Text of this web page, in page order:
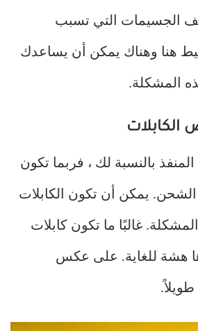
الجسيمات التي تسبب
هنا وهناك يمكن أن يساعدك
المشكلة.
بالنسبة لك ، فربما تكون
يمكن أن تكون الكابلات
غالبًا ما تكون كابلات
هشة للغاية. على عكس
طويلاً.